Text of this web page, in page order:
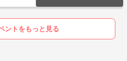
ントをもっと見る